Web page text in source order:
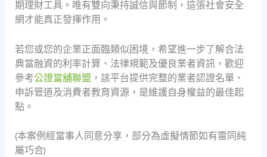
期理財工具。唯有雙向秉持誠信與節制，這張社會安全
網才能真正發揮作用。
若您或您的企業正面臨類似困境，希望進一步了解合法
典當融資的利率計算、法律規範及優良業者資訊，歡迎
參考公證當舖聯盟 ，該平台提供完整的業者認證名單、
申訴管道及消費者教育資源，是維護自身權益的最佳起
點。
(本案例經當事人同意分享，部分為虛擬情節如有雷同純
屬巧合)